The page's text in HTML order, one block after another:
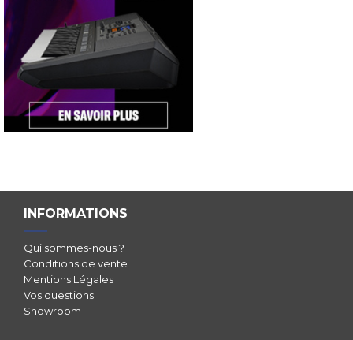
INFORMATIONS
Qui sommes-nous ?
Conditions de vente
Mentions Légales
Vos questions
Showroom